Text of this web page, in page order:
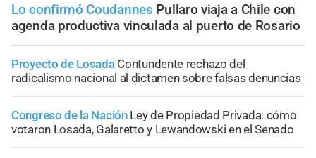
Lo confirmó Coudannes Pullaro viaja a Chile con
agenda productiva vinculada al puerto de Rosario
Proyecto de Losada Contundente rechazo del
radicalismo nacional al dictamen sobre falsas denuncias
Congreso de la Nación Ley de Propiedad Privada: cómo
votaron Losada, Galaretto y Lewandowski en el Senado